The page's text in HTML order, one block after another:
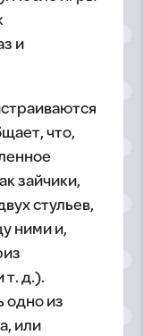
и
что,
зайчики,
стульев,
ними и,
т. д.).
одно из
или